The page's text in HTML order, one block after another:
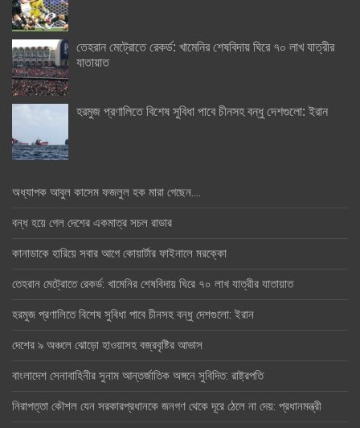
তেহরান মেট্রোতে রেকর্ড: খামেনির শেষবিদায় ঘিরে ৭০ লাখ যাত্রীর
যাতায়াত
হরমুজ প্রণালিতে বিশেষ সুবিধা পাবে চীনসহ বন্ধু দেশগুলো: ইরান
অধ্যাপক আবুল কাসেম ফজলুল হক মারা গেছেন….
বন্ধ হয়ে গেল দেশের একমাত্র সচল রাডার
কানাডাকে হারিয়ে সবার আগে কোয়ার্টার ফাইনালে মরক্কো
তেহরান মেট্রোতে রেকর্ড: খামেনির শেষবিদায় ঘিরে ৭০ লাখ যাত্রীর যাতায়াত
হরমুজ প্রণালিতে বিশেষ সুবিধা পাবে চীনসহ বন্ধু দেশগুলো: ইরান
দেশের ৯ অঞ্চলে ঝোড়ো হাওয়াসহ বজ্রবৃষ্টির আভাস
বাংলাদেশ সেনাবাহিনীর সুনাম আন্তর্জাতিক অঙ্গনে সুবিদিত: রাষ্ট্রপতি
নিরাপত্তা কৌশল যেন সরকারপ্রধানকে জনগণ থেকে দূরে ঠেলে না দেয়: প্রধানমন্ত্রী